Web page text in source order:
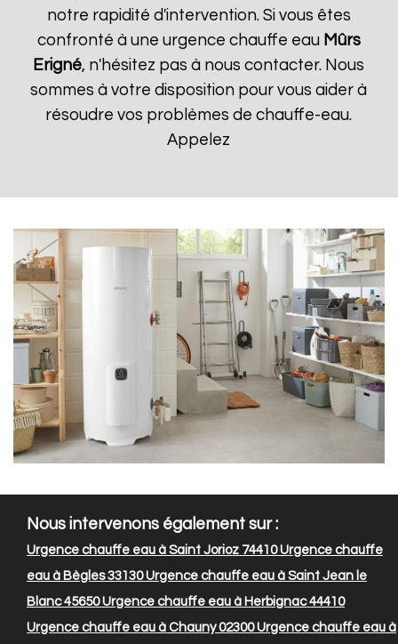
notre rapidité d'intervention. Si vous êtes
confronté à une urgence chauffe eau Mûrs
Erigné, n'hésitez pas à nous contacter. Nous
sommes à votre disposition pour vous aider à
résoudre vos problèmes de chauffe-eau.
Appelez
Nous intervenons également sur :
Urgence chauffe eau à Saint Jorioz 74410Urgence chauffe
eau à Bègles 33130Urgence chauffe eau à Saint Jean le
Blanc 45650Urgence chauffe eau à Herbignac 44410
Urgence chauffe eau à Chauny 02300Urgence chauffe eau à